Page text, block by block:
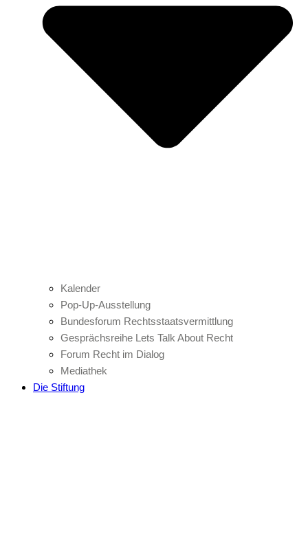
Kalender
Pop-Up-Ausstellung
Bundesforum Rechtsstaatsvermittlung
Gesprächsreihe Lets Talk About Recht
Forum Recht im Dialog
Mediathek
Die Stiftung